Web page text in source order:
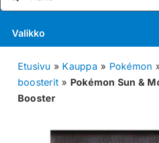
Valikko
Pokémon
Etusivu » Kauppa » Pokémon
boosterit » Pokémon Sun &
Booster